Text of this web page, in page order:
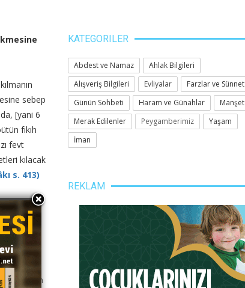
sebep
[yani 6
fıkıh
fevt
kılacak
s. 413)
olan
KATEGORILER
Abdest ve Namaz
Ahlak Bilgileri
Alışveriş Bilgileri
Evliyalar
Farzlar ve Sünnet
Günün Sohbeti
Haram ve Günahlar
Manşet
Merak Edilenler
Peygamberimiz
Yaşam
İman
REKLAM